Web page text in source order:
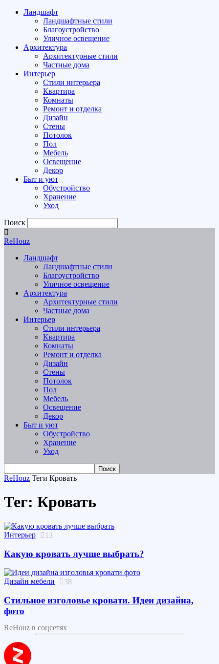
Ландшафт
Ландшафтные стили
Благоустройство
Уличное освещение
Архитектура
Архитектурные стили
Частные дома
Интерьер
Стили интерьера
Квартира
Комнаты
Ремонт и отделка
Дизайн
Стены
Потолок
Пол
Мебель
Освещение
Декор
Быт и уют
Обустройство
Хранение
Уход
Поиск
ReHouz
Ландшафт
Ландшафтные стили
Благоустройство
Уличное освещение
Архитектура
Архитектурные стили
Частные дома
Интерьер
Стили интерьера
Квартира
Комнаты
Ремонт и отделка
Дизайн
Стены
Потолок
Пол
Мебель
Освещение
Декор
Быт и уют
Обустройство
Хранение
Уход
ReHouz Теги Кровать
Тег: Кровать
Интерьер 13
Какую кровать лучше выбрать?
Дизайн мебели 38
Стильное изголовье кровати. Идеи дизайна,
фото
ReHouz в соцсетях